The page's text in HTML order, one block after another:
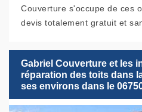
Couverture s'occupe de ces
devis totalement gratuit et
Gabriel Couverture et les
réparation des toits dans
ses environs dans le